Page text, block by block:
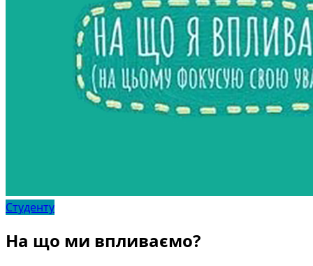
Студенту
На що ми впливаємо?